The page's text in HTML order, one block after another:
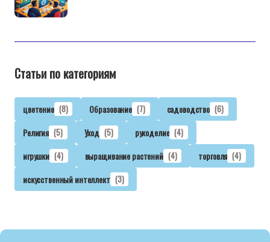
Статьи по категориям
цветение (8) Образование (7) садоводство (6)
Религия (5) Уход (5) рукоделие (4)
игрушки (4) выращивание растений (4) торговля (4)
искусственный интеллект (3)